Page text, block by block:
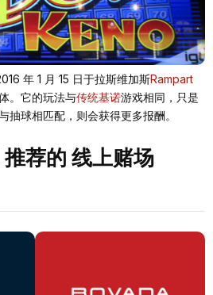
年 1 月 15 日于拉斯维加斯Rampart
。它的玩法与传统基诺游戏相同，只是
抽球相匹配，则会获得更多报酬。
荐的 线上赌场